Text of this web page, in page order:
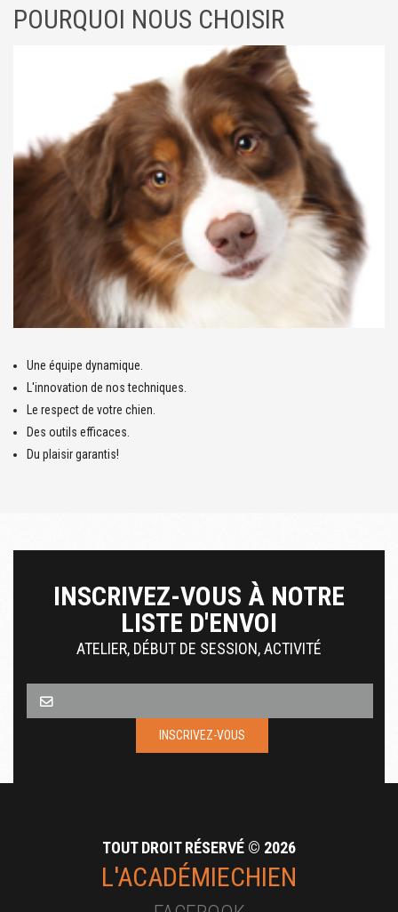
POURQUOI NOUS CHOISIR
Une équipe dynamique.
L'innovation de nos techniques.
Le respect de votre chien.
Des outils efficaces.
Du plaisir garantis!
INSCRIVEZ-VOUS À NOTRE
LISTE D'ENVOI
ATELIER, DÉBUT DE SESSION, ACTIVITÉ
*This is not a valid email address.
INSCRIVEZ-VOUS
TOUT DROIT RÉSERVÉ © 2026
L'ACADÉMIECHIEN